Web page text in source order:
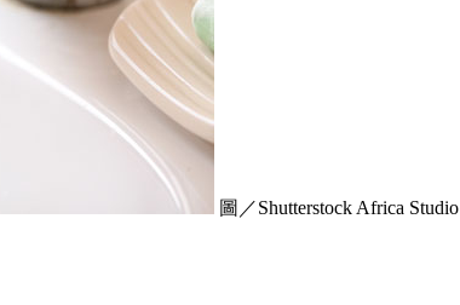
圖／Shutterstock Africa Studio